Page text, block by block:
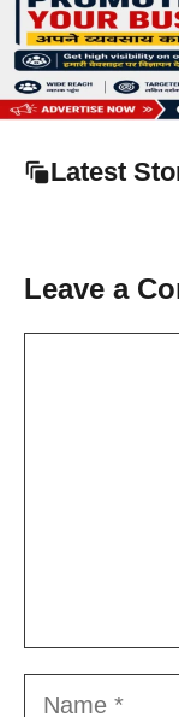
Latest
Leave a
Name